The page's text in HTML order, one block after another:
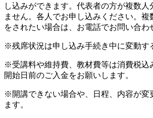
し込みができます。代表者の方が複数人
ません。各人でお申し込みください。複
をされたい場合は、お電話でお問い合わ
※残席状況は申し込み手続き中に変動す
※受講料や維持費、教材費等は消費税込
開始日前のご入金をお願いします。
※開講できない場合や、日程、内容が変
ます。